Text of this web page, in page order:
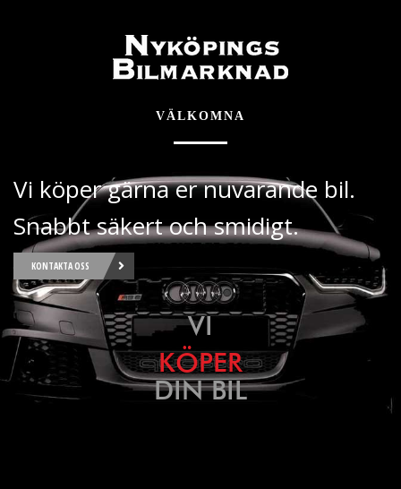
VÄLKOMNA
Vi köper gärna er nuvarande bil.
Snabbt säkert och smidigt.
KONTAKTA OSS
VI
KÖPER
DIN BIL